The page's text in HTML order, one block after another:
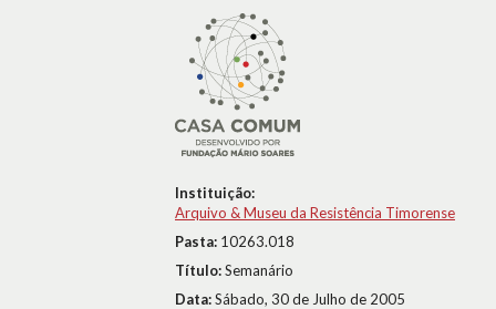
Instituição:
Arquivo & Museu da Resistência Timorense
Pasta: 10263.018
Título:Semanário
Data:Sábado, 30 de Julho de 2005